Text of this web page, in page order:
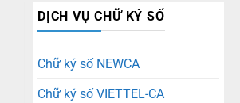
DỊCH VỤ CHỮ KÝ SỐ
Chữ ký số NEWCA
Chữ ký số VIETTEL-CA